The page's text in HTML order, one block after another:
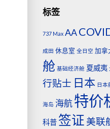
标签
737 Max AA
成田 休息室 全日空 加拿
舱 基础经济舱 夏威夷
行贴士 日本 日本
海岛 海航 特价
科普 签证 美联